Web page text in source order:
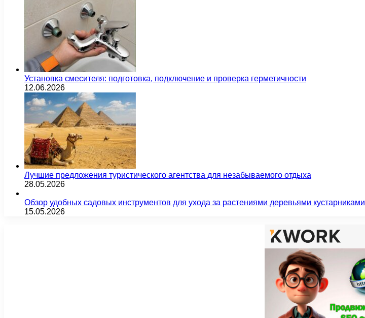
Установка смесителя: подготовка, подключение и проверка герметичности
12.06.2026
Лучшие предложения туристического агентства для незабываемого отдыха
28.05.2026
Обзор удобных садовых инструментов для ухода за растениями деревьями кустарниками
15.05.2026